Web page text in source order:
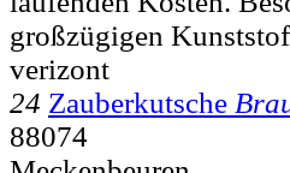
großzügigen
verizont
24 Zauberkutsche
88074